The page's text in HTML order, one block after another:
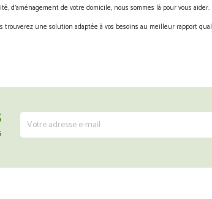
d’aménagement de votre domicile, nous sommes là pour vous aider.
trouverez une solution adaptée à vos besoins au meilleur rapport